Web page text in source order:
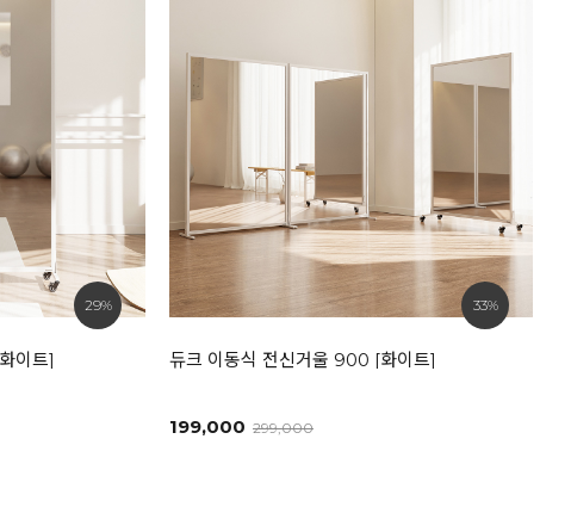
29%
이트]
33%
듀크 이동식 전신거울 900 [화이트]
199,000 299,000